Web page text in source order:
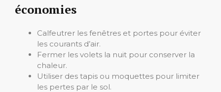
économies
Calfeutrer les fenêtres et portes pour éviter
les courants d’air.
Fermer les volets la nuit pour conserver la
chaleur.
Utiliser des tapis ou moquettes pour limiter
les pertes par le sol.